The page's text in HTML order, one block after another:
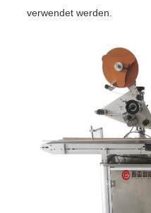
verwendet werden.